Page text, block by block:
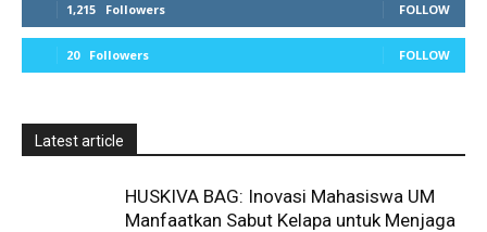
1,215 Followers FOLLOW
20 Followers FOLLOW
Latest article
HUSKIVA BAG: Inovasi Mahasiswa UM
Manfaatkan Sabut Kelapa untuk Menjaga